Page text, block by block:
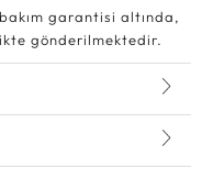
garantisi altında,
gönderilmektedir.